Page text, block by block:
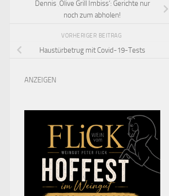
Dennis ‚Olive Grill Imbiss‘: Gerichte nur
noch zum abholen!
VORHERIGER BEITRAG
Haustürbetrug mit Covid-19-Tests
ANZEIGEN